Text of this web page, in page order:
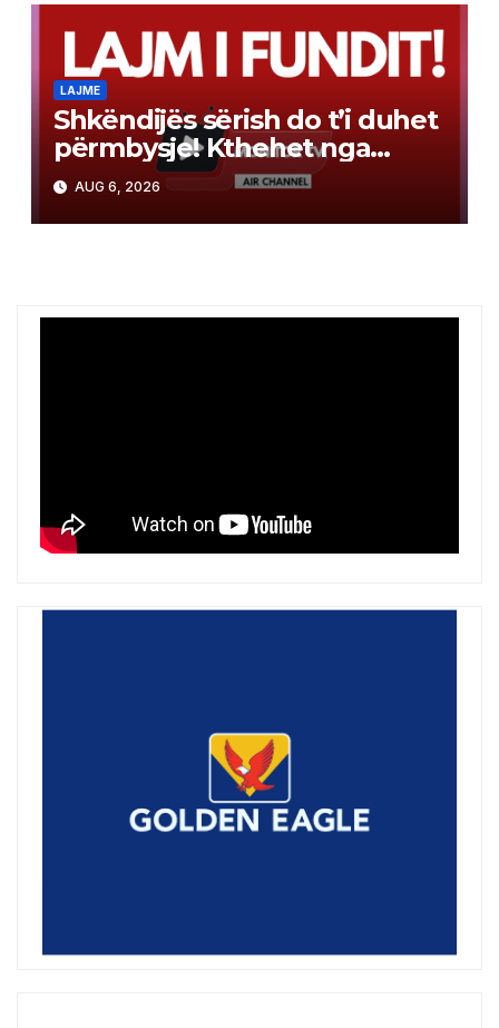
LAJME
Shkëndijës sërish do t’i duhet
përmbysje! Kthehet nga
Skocia me humbje minimale
2:1
AUG 6, 2026